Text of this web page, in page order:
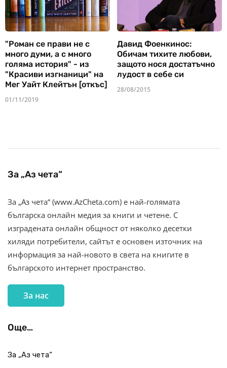
"Роман се прави не с
много думи, а с много
голяма история" - из
"Красиви изгнаници" на
Мег Уайт Клейтън [откъс]
01/11/2019
Давид Фоенкинос:
Обичам тихите любови,
защото нося достатъчно
лудост в себе си
28/08/2015
За „Аз чета“
За „Аз чета“ (www.AzCheta.com) е най-голямата
българска онлайн медия за книги и четене. С
изградената онлайн общност от няколко десетки
хиляди потребители, сайтът е основен източник на
информация за най-новото в света на книгите в
българското интернет пространство.
За нас
Още…
За „Аз чета“